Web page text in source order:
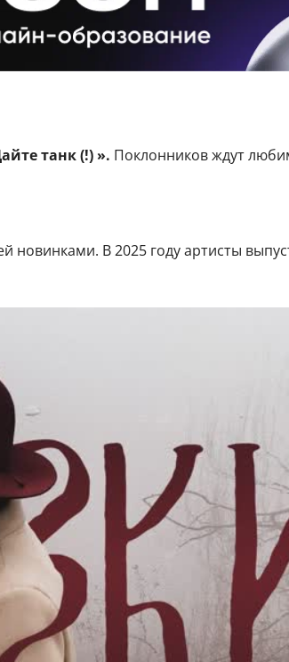
танк (!) ». Поклонников ждут
новинками. В 2025 году артисты